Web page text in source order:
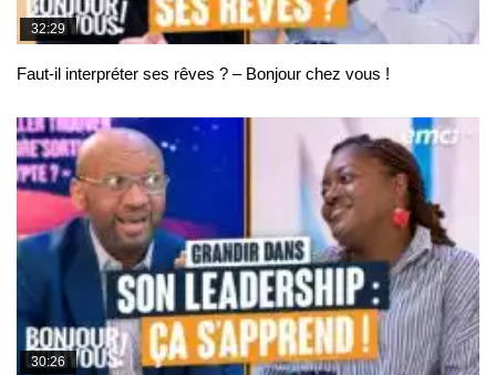
32:29
Faut-il interpréter ses rêves ? – Bonjour chez vous !
30:26